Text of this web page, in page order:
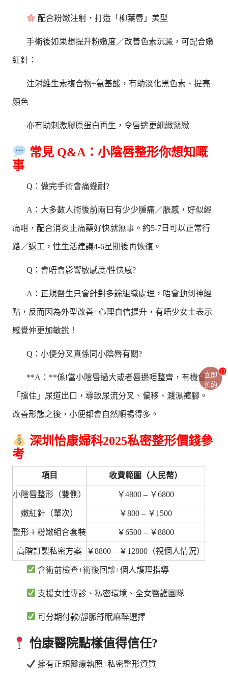
配合粉嫩注射，打造「柳葉唇」美型
手術後如果想提升粉嫩度／改善色素沉澱，可配合嫩
紅針：
注射維生素複合物+氨基酸，有助淡化黑色素、提亮
顏色
亦有助刺激膠原蛋白再生，令唇邊更細緻緊緻
常見 Q&A：小陰唇整形你想知嘅
事
Q：做完手術會痛幾耐?
A：大多數人術後前兩日有少少腫痛／脹感，好似經
痛咁，配合消炎止痛藥好快就無事。約5-7日可以正常行
路／返工，性生活建議4-6星期後再恢復。
Q：會唔會影響敏感度/性快感?
A：正規醫生只會針對多餘組織處理，唔會動到神經
點，反而因為外型改善+心理自信提升，有唔少女士表示
感覺仲更加敏銳！
Q：小便分叉真係同小陰唇有關?
**A：**係!當小陰唇過大或者唇邊唔整齊，有機會
「擋住」尿道出口，導致尿流分叉、偏移、濺濕褲腳。
改善形態之後，小便都會自然順暢得多。
深圳怡康婦科2025私密整形價錢參
考
項目 收費範圍（人民幣）
小陰唇整形（雙側） ￥4800 – ￥6800
嫩紅針（單次） ￥800 – ￥1500
整形＋粉嫩組合套裝 ￥6500 – ￥8800
高階訂製私密方案 ￥8800 – ￥12800（視個人情況）
含術前檢查+術後回診+個人護理指導
支援女性專診、私密環境、全女醫護團隊
可分期付款/靜脈舒眠麻醉選擇
怡康醫院點樣值得信任?
擁有正規醫療執照+私密整形資質
立即
預約
13